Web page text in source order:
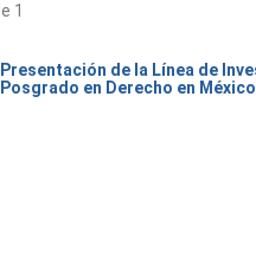
1
Presentación de la Línea de
Posgrado en Derecho en México